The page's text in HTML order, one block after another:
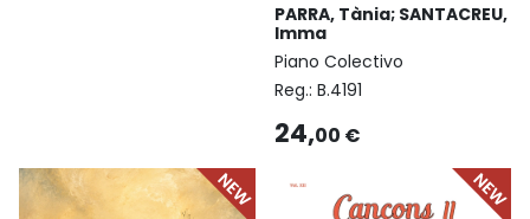
PARRA, Tània; SANTACREU,
Imma
Piano Colectivo
Reg.: B.4191
24,00 €